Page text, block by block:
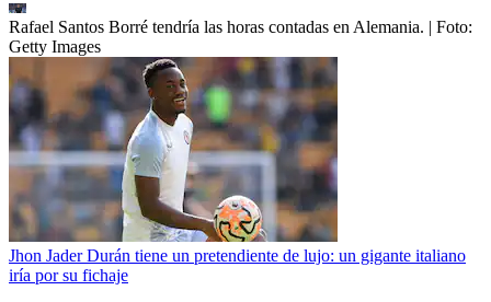
Rafael Santos Borré tendría las horas contadas en Alemania. | Foto:
Getty Images
Jhon Jader Durán tiene un pretendiente de lujo: un gigante italiano
iría por su fichaje